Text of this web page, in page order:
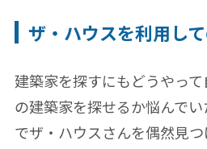
ザ・ハウスを利用し
建築家を探すにもどうやっ
の建築家を探せるか悩んで
でザ・ハウスさんを偶然見つ